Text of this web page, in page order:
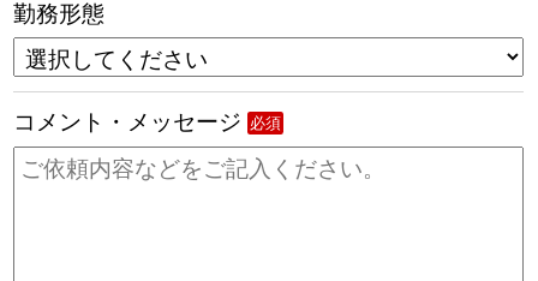
勤務形態
コメント・メッセージ 必須